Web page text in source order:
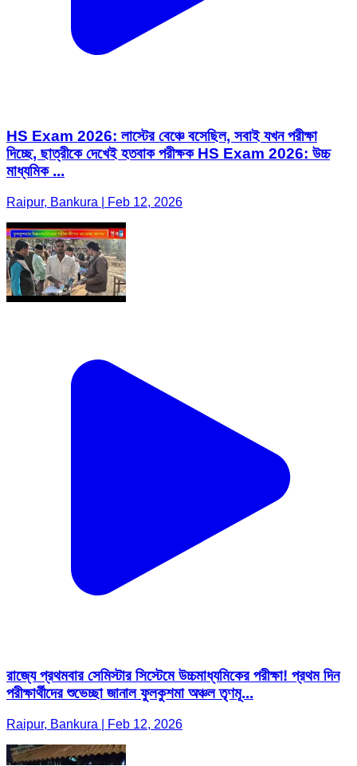
HS Exam 2026: লাস্টের বেঞ্চে বসেছিল, সবাই যখন পরীক্ষা
দিচ্ছে, ছাত্রীকে দেখেই হতবাক পরীক্ষক HS Exam 2026: উচ্চ
মাধ্যমিক ...
Raipur, Bankura | Feb 12, 2026
রাজ্যে প্রথমবার সেমিস্টার সিস্টেমে উচ্চমাধ্যমিকের পরীক্ষা! প্রথম দিন
পরীক্ষার্থীদের শুভেচ্ছা জানাল ফুলকুশমা অঞ্চল তৃণমূ...
Raipur, Bankura | Feb 12, 2026